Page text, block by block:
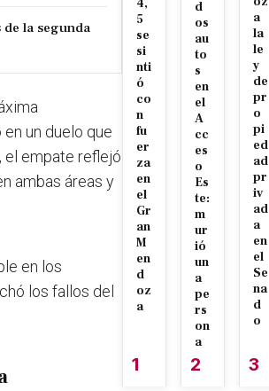
la segunda
un duelo que
el empate reflejó
ambas áreas y
en los
los fallos del
4,
5
se
si
nti
ó
co
n
fu
er
za
en
el
Gr
an
M
en
d
oz
a
1
d
os
au
to
s
en
el
A
cc
es
o
Es
te:
m
ur
ió
un
a
pe
rs
on
a
2
a
la
le
y
de
pr
o
pi
ed
ad
pr
iv
ad
a
en
el
Se
na
d
o
3